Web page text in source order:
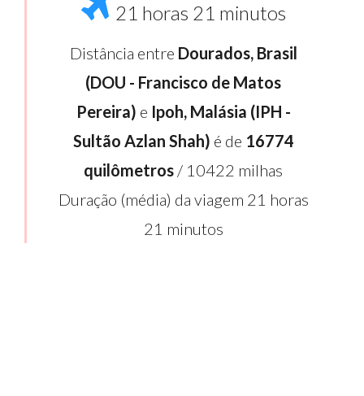
21 horas 21 minutos
Distância entre Dourados, Brasil
(DOU - Francisco de Matos
Pereira) e Ipoh, Malásia (IPH -
Sultão Azlan Shah) é de 16774
quilômetros / 10422 milhas
Duração (média) da viagem 21 horas
21 minutos